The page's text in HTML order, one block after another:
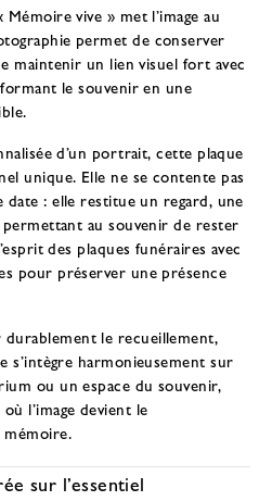
vive » met l’image au
permet de conserver
maintenir un lien visuel fort avec
le souvenir en une
d’un portrait, cette plaque
unique. Elle ne se contente pas
: elle restitue un regard, une
au souvenir de rester
des plaques funéraires avec
pour préserver une présence
le recueillement,
s’intègre harmonieusement sur
ou un espace du souvenir,
l’image devient le
sur l’essentiel